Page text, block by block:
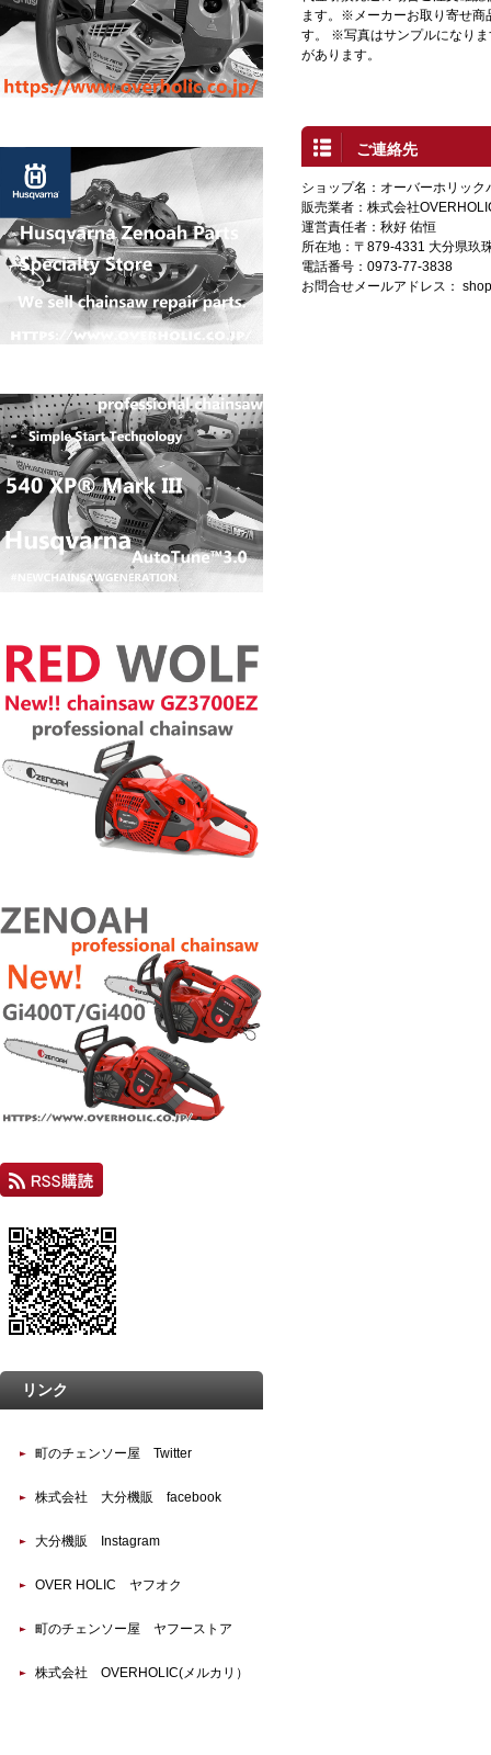
ます。※メーカーお取り寄せ商
す。 ※写真はサンプルになり
があります。
ご連絡先
ショップ名：オーバーホリック
販売業者：株式会社
運営責任者：秋好 佑恒
所在地：〒879-4331 大分県玖
電話番号：0973-77-3838
お問合せメールアドレス：
リンク
町のチェンソー屋 Twitter
株式会社 大分機販 facebook
大分機販 Instagram
OVER HOLIC ヤフオク
町のチェンソー屋 ヤフーストア
株式会社 OVERHOLIC(メルカリ）